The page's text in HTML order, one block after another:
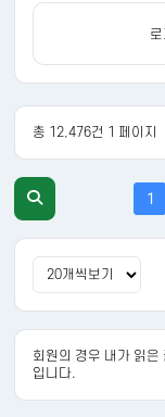
총 12,476건 1 페이지
1
회원의 경우 내가 읽은
입니다.